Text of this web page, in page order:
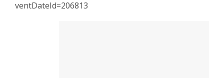
ventDateId=206813